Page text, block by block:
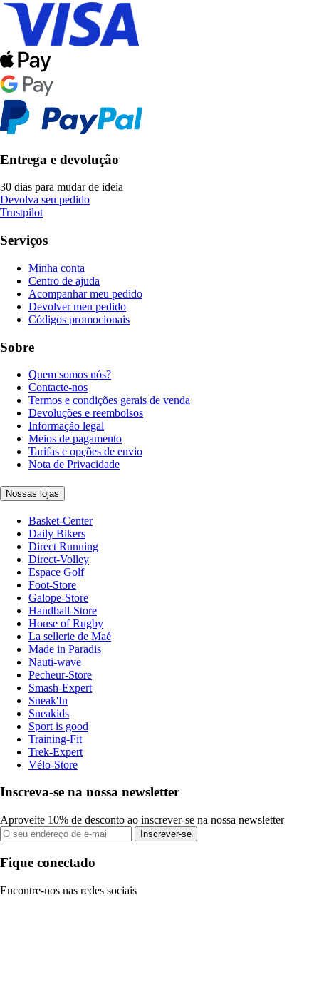
Entrega e devolução
30 dias para mudar de ideia
Devolva seu pedido
Trustpilot
Serviços
Minha conta
Centro de ajuda
Acompanhar meu pedido
Devolver meu pedido
Códigos promocionais
Sobre
Quem somos nós?
Contacte-nos
Termos e condições gerais de venda
Devoluções e reembolsos
Informação legal
Meios de pagamento
Tarifas e opções de envio
Nota de Privacidade
Nossas lojas
Basket-Center
Daily Bikers
Direct Running
Direct-Volley
Espace Golf
Foot-Store
Galope-Store
Handball-Store
House of Rugby
La sellerie de Maé
Made in Paradis
Nauti-wave
Pecheur-Store
Smash-Expert
Sneak'In
Sneakids
Sport is good
Training-Fit
Trek-Expert
Vélo-Store
Inscreva-se na nossa newsletter
Aproveite 10% de desconto ao inscrever-se na nossa newsletter
Inscrever-se
Fique conectado
Encontre-nos nas redes sociais